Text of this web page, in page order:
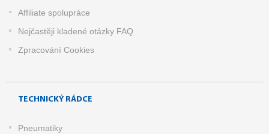
Affiliate spolupráce
Nejčastěji kladené otázky FAQ
Zpracování Cookies
TECHNICKÝ RÁDCE
Pneumatiky